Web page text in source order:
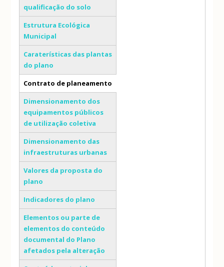
qualificação do solo
Estrutura Ecológica
Municipal
Caraterísticas das plantas
do plano
Contrato de planeamento
(separador ativo)
Dimensionamento dos
equipamentos públicos
de utilização coletiva
Dimensionamento das
infraestruturas urbanas
Valores da proposta do
plano
Indicadores do plano
Elementos ou parte de
elementos do conteúdo
documental do Plano
afetados pela alteração